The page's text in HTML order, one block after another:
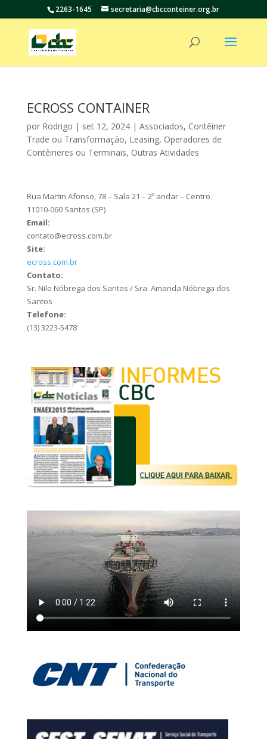
2263-1645 secretaria@cbcconteiner.org.br
ECROSS CONTAINER
por Rodrigo | set 12, 2024| Associados, Contêiner
Trade ou Transformação, Leasing, Operadores de
Contêineres ou Terminais, Outras Atividades
Rua Martin Afonso, 78 – Sala 21 – 2º andar – Centro.
11010-060 Santos (SP)
Email:
contato@ecross.com.br
Site:
ecross.com.br
Contato:
Sr. Nilo Nóbrega dos Santos / Sra. Amanda Nóbrega dos
Santos
Telefone:
(13) 3223-5478